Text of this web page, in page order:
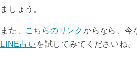
ましょう。
また、 こちらのリンクからなら、今
LINE占い を試してみてくださいね。